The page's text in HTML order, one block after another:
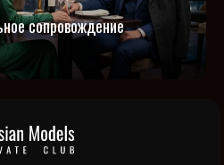
сопровождение